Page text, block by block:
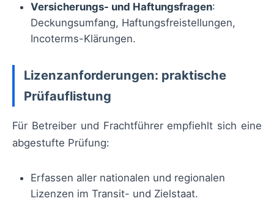
Versicherungs- und Haftungsfragen:
Deckungsumfang, Haftungsfreistellungen,
Incoterms-Klärungen.
Lizenzanforderungen: praktische
Prüfauflistung
Für Betreiber und Frachtführer empfiehlt sich eine
abgestufte Prüfung:
Erfassen aller nationalen und regionalen
Lizenzen im Transit- und Zielstaat.